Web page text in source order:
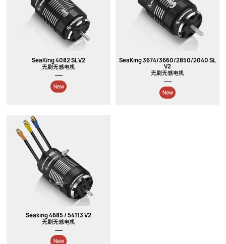
SeaKing 4082 SL V2
无刷无感电机
New
SeaKing 3674/3660/2850/2040 SL
V2
无刷无感电机
Seaking 4685 / 54113 V2
无刷无感电机